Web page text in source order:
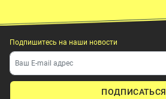
Подпишитесь на наши новости
ПОДПИСАТЬСЯ